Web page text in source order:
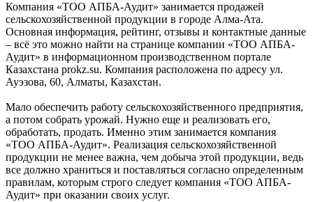
Компания «ТОО АПБА-Аудит» занимается продажей
сельскохозяйственной продукции в городе Алма-Ата.
Основная информация, рейтинг, отзывы и контактные данные
– всё это можно найти на странице компании «ТОО АПБА-
Аудит» в информационном производственном портале
Казахстана prokz.su. Компания расположена по адресу ул.
Ауэзова, 60, Алматы, Казахстан.
Мало обеспечить работу сельскохозяйственного предприятия,
а потом собрать урожай. Нужно еще и реализовать его,
обработать, продать. Именно этим занимается компания
«ТОО АПБА-Аудит». Реализация сельскохозяйственной
продукции не менее важна, чем добыча этой продукции, ведь
все должно храниться и поставляться согласно определенным
правилам, которым строго следует компания «ТОО АПБА-
Аудит» при оказании своих услуг.